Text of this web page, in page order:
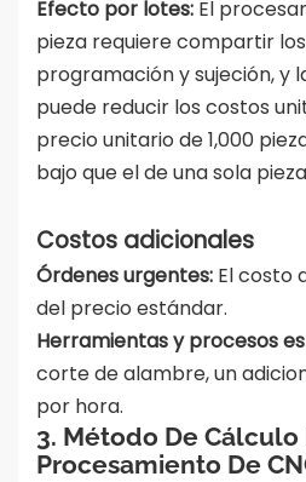
Efecto por lotes: El
pieza requiere compartir
programación y sujeción, y
puede reducir los costos
precio unitario de 1,000
bajo que el de una sola
Costos adicionales
Órdenes urgentes: El costo
del precio estándar.
Herramientas y procesos
corte de alambre, un
por hora.
3. Método De Cálculo
Procesamiento De